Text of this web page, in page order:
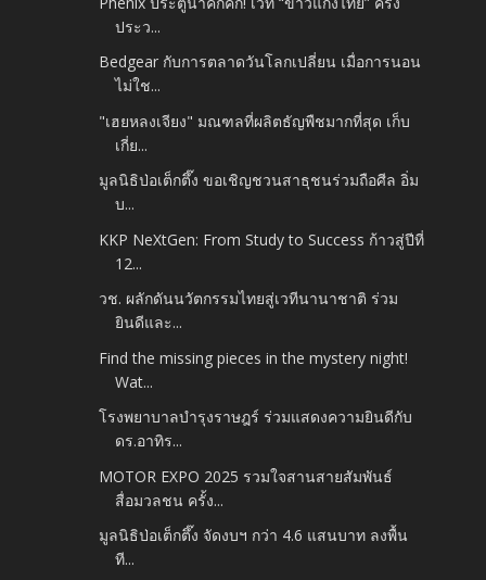
ประว...
Bedgear กับการตลาดวันโลกเปลี่ยน เมื่อการนอน
ไม่ใช...
"เฮยหลงเจียง" มณฑลที่ผลิตธัญพืชมากที่สุด เก็บ
เกี่ย...
มูลนิธิป่อเต็กตึ๊ง ขอเชิญชวนสาธุชนร่วมถือศีล อิ่ม
บ...
KKP NeXtGen: From Study to Success ก้าวสู่ปีที่
12...
วช. ผลักดันนวัตกรรมไทยสู่เวทีนานาชาติ ร่วม
ยินดีและ...
Find the missing pieces in the mystery night!
Wat...
โรงพยาบาลบำรุงราษฎร์ ร่วมแสดงความยินดีกับ
ดร.อาทิร...
MOTOR EXPO 2025 รวมใจสานสายสัมพันธ์
สื่อมวลชน ครั้ง...
มูลนิธิป่อเต็กตึ๊ง จัดงบฯ กว่า 4.6 แสนบาท ลงพื้น
ที...